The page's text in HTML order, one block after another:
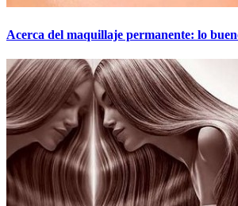
Acerca del maquillaje permanente: lo